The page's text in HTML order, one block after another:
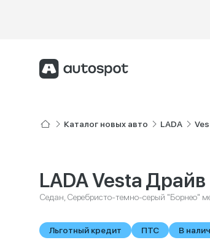
Каталог новых авто LADA
LADA Vesta Драйв
Седан, Серебристо-темно-серый "Борнео"
Льготный кредит ПТС В